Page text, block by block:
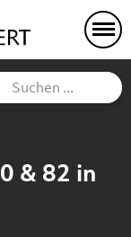
& 82 in